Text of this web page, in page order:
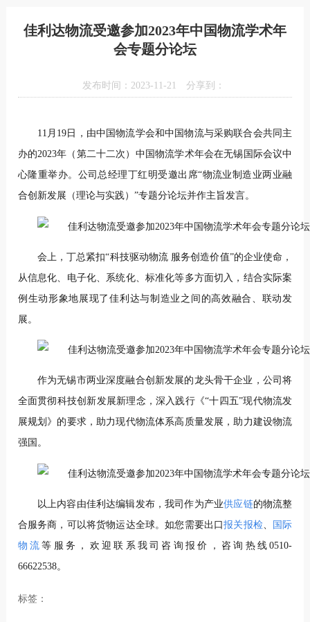
佳利达物流受邀参加2023年中国物流学术年
会专题分论坛
发布时间：2023-11-21 分享到：
11月19日，由中国物流学会和中国物流与采购联合会共同主
办的2023年（第二十二次）中国物流学术年会在无锡国际会议中
心隆重举办。公司总经理丁红明受邀出席“物流业制造业两业融
合创新发展（理论与实践）”专题分论坛并作主旨发言。
会上，丁总紧扣“科技驱动物流 服务创造价值”的企业使命，
从信息化、电子化、系统化、标准化等多方面切入，结合实际案
例生动形象地展现了佳利达与制造业之间的高效融合、联动发
展。
作为无锡市两业深度融合创新发展的龙头骨干企业，公司将
全面贯彻科技创新发展新理念，深入践行《“十四五”现代物流发
展规划》的要求，助力现代物流体系高质量发展，助力建设物流
强国。
以上内容由佳利达编辑发布，我司作为产业供应链的物流整
合服务商，可以将货物运达全球。如您需要出口报关报检、
国际
物流等服务，欢迎联系我司咨询报价，咨询热线0510-
66622538。
标签：